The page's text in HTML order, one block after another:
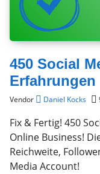
450 Social
Erfahrungen
Vendor Daniel Kocks
Fix & Fertig! 450
Online Business!
Reichweite,
Media Account!